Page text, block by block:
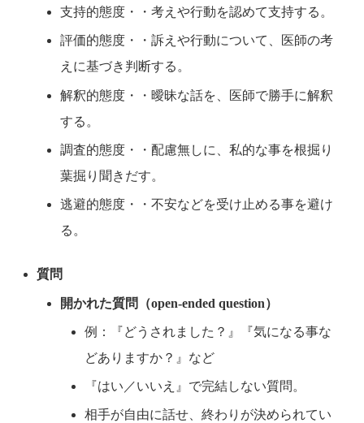
支持的態度・・考えや行動を認めて支持する。
評価的態度・・訴えや行動について、医師の考
えに基づき判断する。
解釈的態度・・曖昧な話を、医師で勝手に解釈
する。
調査的態度・・配慮無しに、私的な事を根掘り
葉掘り聞きだす。
逃避的態度・・不安などを受け止める事を避け
る。
質問
開かれた質問（open-ended question）
例：『どうされました？』『気になる事な
どありますか？』など
『はい／いいえ』で完結しない質問。
相手が自由に話せ、終わりが決められてい